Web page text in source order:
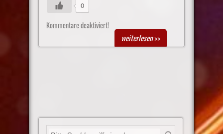
0
Kommentare deaktiviert!
weiterlesen>>